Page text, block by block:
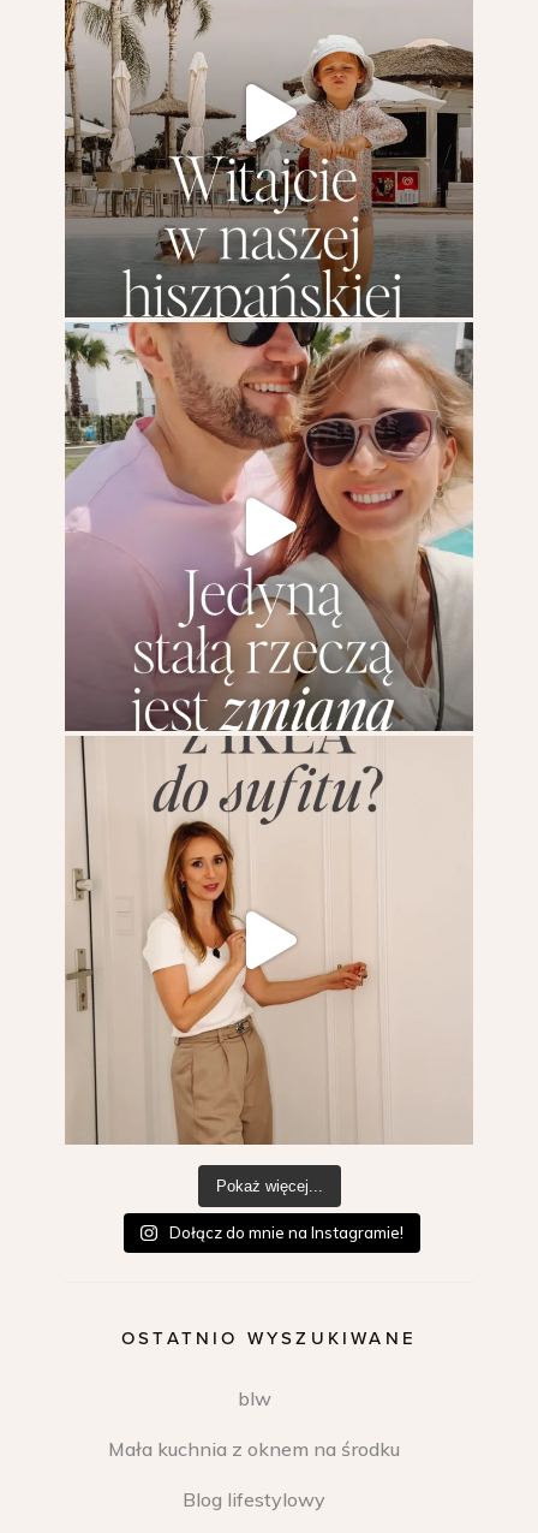
Pokaż więcej...
Dołącz do mnie na Instagramie!
OSTATNIO WYSZUKIWANE
blw
Mała kuchnia z oknem na środku
Blog lifestylowy